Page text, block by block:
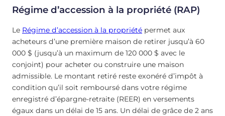
Régime d’accession à la propriété (RAP)
Le Régime d’accession à la propriété permet aux
acheteurs d’une première maison de retirer jusqu’à 60
000 $ (jusqu’à un maximum de 120 000 $ avec le
conjoint) pour acheter ou construire une maison
admissible. Le montant retiré reste exonéré d’impôt à
condition qu’il soit remboursé dans votre régime
enregistré d’épargne-retraite (REER) en versements
égaux dans un délai de 15 ans. Un délai de grâce de 2 ans